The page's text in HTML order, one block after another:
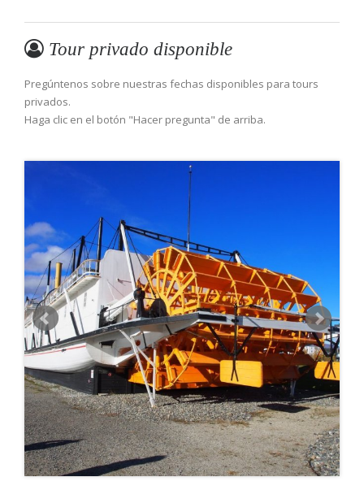
Tour privado disponible
Pregúntenos sobre nuestras fechas disponibles para tours
privados.
Haga clic en el botón "Hacer pregunta" de arriba.